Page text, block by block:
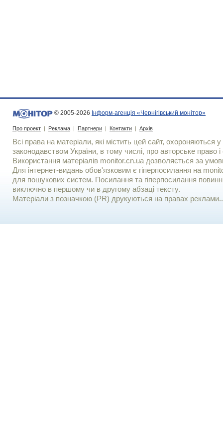
© 2005-2026 Інформ-агенція «Чернігівський монітор»
Про проект | Реклама | Партнери | Контакти | Архів
Всі права на матеріали, які містить цей сайт, охороняються у
законодавством України, в тому числі, про авторське право і
Використання матерiалiв monitor.cn.ua дозволяється за
Для iнтернет-видань обов'язковим є гiперпосилання на
для пошукових систем. Посилання та гіперпосилання
виключно в першому чи в другому абзаці тексту.
Матеріали з позначкою (PR) друкуються на правах реклами..